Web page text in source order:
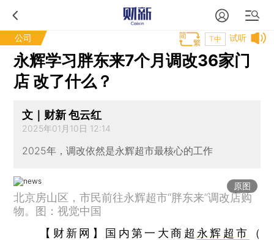
公司 试听
T中
永辉学习胖东来7个月调改36家门
店 改了什么？
文｜财新 包云红
2025年01月10日 12:14
2025年，调改依然是永辉超市最核心的工作
原图
北京房山区，市民前往永辉超市“胖东来”调改店购
物。图：视觉中国
【财新网】 国内第一大商超 永辉超市
（